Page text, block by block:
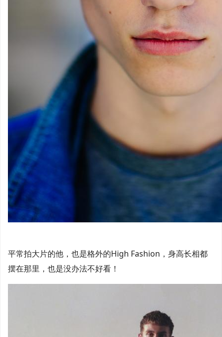
平常拍大片的他，也是格外的High Fashion，身高长相都
摆在那里，也是没办法不好看！